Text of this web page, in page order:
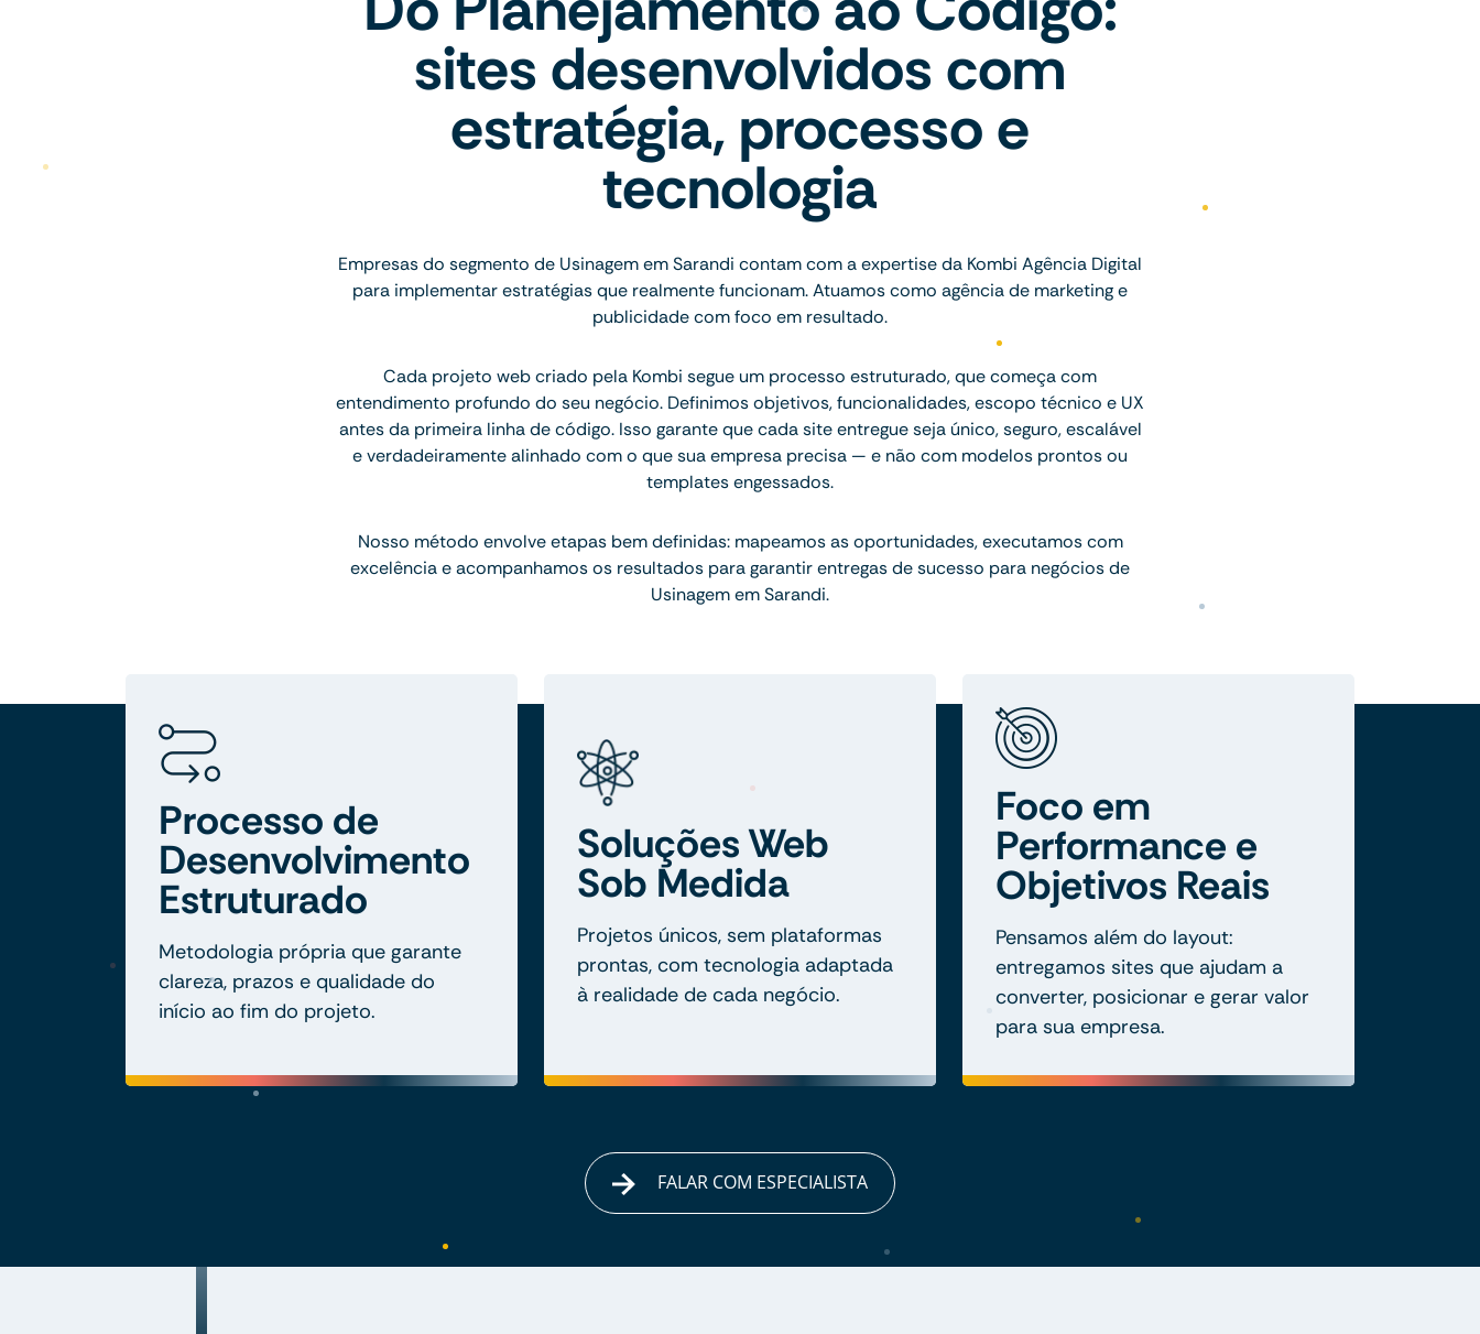
sites desenvolvidos com
estratégia, processo e
tecnologia
Empresas do segmento de Usinagem em Sarandi contam com a expertise da Kombi Agência Digital
para implementar estratégias que realmente funcionam. Atuamos como agência de marketing e
publicidade com foco em resultado.
Cada projeto web criado pela Kombi segue um processo estruturado, que começa com
entendimento profundo do seu negócio. Definimos objetivos, funcionalidades, escopo técnico e UX
antes da primeira linha de código. Isso garante que cada site entregue seja único, seguro, escalável
e verdadeiramente alinhado com o que sua empresa precisa — e não com modelos prontos ou
templates engessados.
Nosso método envolve etapas bem definidas: mapeamos as oportunidades, executamos com
excelência e acompanhamos os resultados para garantir entregas de sucesso para negócios de
Usinagem em Sarandi.
Processo de
Desenvolvimento
Estruturado
Metodologia própria que garante
clareza, prazos e qualidade do
início ao fim do projeto.
Soluções Web
Sob Medida
Projetos únicos, sem plataformas
prontas, com tecnologia adaptada
à realidade de cada negócio.
Foco em
Performance e
Objetivos Reais
Pensamos além do layout:
entregamos sites que ajudam a
converter, posicionar e gerar valor
para sua empresa.
FALAR COM ESPECIALISTA